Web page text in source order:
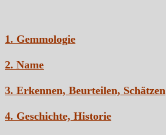
1. Gemmologie
2. Name
3. Erkennen, Beurteilen, Schätzen
4. Geschichte, Historie